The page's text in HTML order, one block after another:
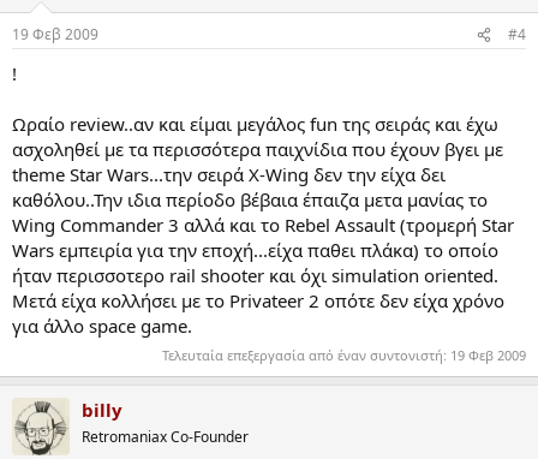
19 Φεβ 2009 #4
!
Ωραίο review..αν και είμαι μεγάλος fun της σειράς και έχω
ασχοληθεί με τα περισσότερα παιχνίδια που έχουν βγει με
theme Star Wars...την σειρά X-Wing δεν την είχα δει
καθόλου..Την ιδια περίοδο βέβαια έπαιζα μετα μανίας το
Wing Commander 3 αλλά και το Rebel Assault (τρομερή Star
Wars εμπειρία για την εποχή...είχα παθει πλάκα) το οποίο
ήταν περισσοτερο rail shooter και όχι simulation oriented.
Μετά είχα κολλήσει με το Privateer 2 οπότε δεν είχα χρόνο
για άλλο space game.
Τελευταία επεξεργασία από έναν συντονιστή: 19 Φεβ 2009
billy
Retromaniax Co-Founder